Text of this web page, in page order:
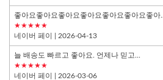
좋아요좋아요좋아요좋아요좋아요좋아요좋아...
★★★★★
네이버 페이 | 2026-04-13
늘 배송도 빠르고 좋아요. 언제나 믿고...
★★★★★
네이버 페이 | 2026-03-06